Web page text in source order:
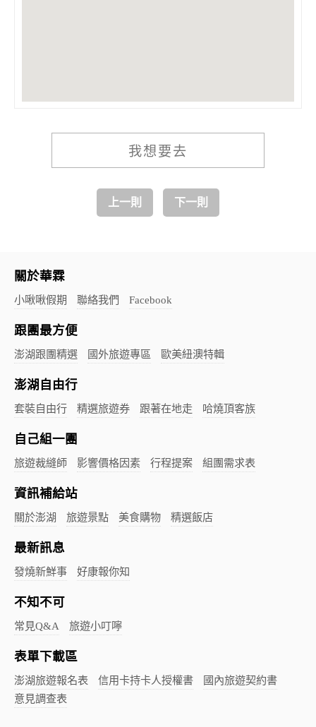
我想要去
上一則 下一則
關於華霖
小啾啾假期 聯絡我們 Facebook
跟團最方便
澎湖跟團精選 國外旅遊專區 歐美紐澳特輯
澎湖自由行
套裝自由行 精選旅遊券 跟著在地走 哈燒頂客族
自己組一團
旅遊裁縫師 影響價格因素 行程提案 組團需求表
資訊補給站
關於澎湖 旅遊景點 美食購物 精選飯店
最新訊息
發燒新鮮事 好康報你知
不知不可
常見Q&A 旅遊小叮嚀
表單下載區
澎湖旅遊報名表 信用卡持卡人授權書
國內旅遊契約書
意見調查表